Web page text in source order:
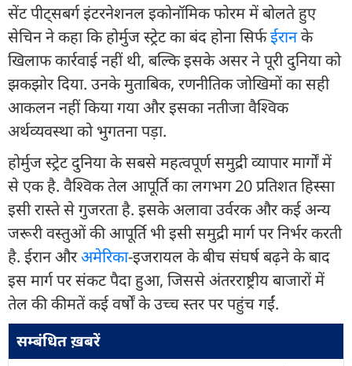
सेंट पीट्सबर्ग इंटरनेशनल इकोनॉमिक फोरम में बोलते हुए
सेचिन ने कहा कि होर्मुज स्ट्रेट का बंद होना सिर्फईरानके
खिलाफ कार्रवाई नहीं थी, बल्कि इसके असर ने पूरी दुनिया को
झकझोर दिया. उनके मुताबिक, रणनीतिक जोखिमों का सही
आकलन नहीं किया गया और इसका नतीजा वैश्विक
अर्थव्यवस्था को भुगतना पड़ा.
होर्मुज स्ट्रेट दुनिया के सबसे महत्वपूर्ण समुद्री व्यापार मार्गों में
से एक है. वैश्विक तेल आपूर्ति का लगभग 20 प्रतिशत हिस्सा
इसी रास्ते से गुजरता है. इसके अलावा उर्वरक और कई अन्य
जरूरी वस्तुओं की आपूर्ति भी इसी समुद्री मार्ग पर निर्भर करती
है. ईरान औरअमेरिका-इजरायल के बीच संघर्ष बढ़ने के बाद
इस मार्ग पर संकट पैदा हुआ, जिससे अंतरराष्ट्रीय बाजारों में
तेल की कीमतें कई वर्षों के उच्च स्तर पर पहुंच गईं.
सम्बंधित ख़बरें